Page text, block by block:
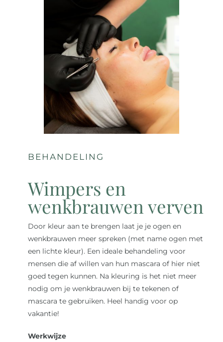
BEHANDELING
Wimpers en
wenkbrauwen verven
Door kleur aan te brengen laat je je ogen en
wenkbrauwen meer spreken (met name ogen met
een lichte kleur). Een ideale behandeling voor
mensen die af willen van hun mascara of hier niet
goed tegen kunnen. Na kleuring is het niet meer
nodig om je wenkbrauwen bij te tekenen of
mascara te gebruiken. Heel handig voor op
vakantie!
Werkwijze